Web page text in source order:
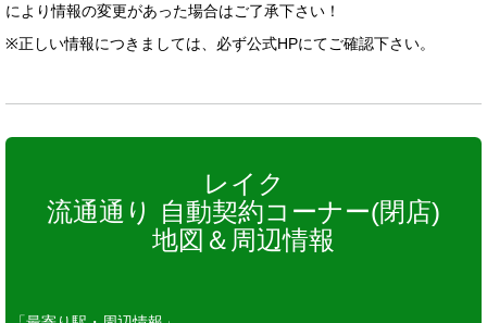
により情報の変更があった場合はご了承下さい！
※正しい情報につきましては、必ず公式HPにてご確認下さい。
レイク
流通通り 自動契約コーナー(閉店)
地図＆周辺情報